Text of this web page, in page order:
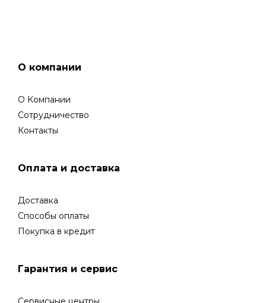
О компании
О Компании
Сотрудничество
Контакты
Оплата и доставка
Доставка
Способы оплаты
Покупка в кредит
Гарантия и сервис